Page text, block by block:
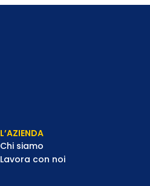
L’AZIENDA
Chi siamo
Lavora con noi